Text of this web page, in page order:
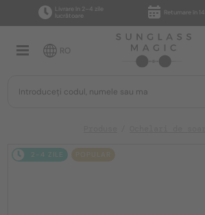
Livrare în 2–4 zile
lucrătoare
Returnare în 14
RO
2-4 ZILE